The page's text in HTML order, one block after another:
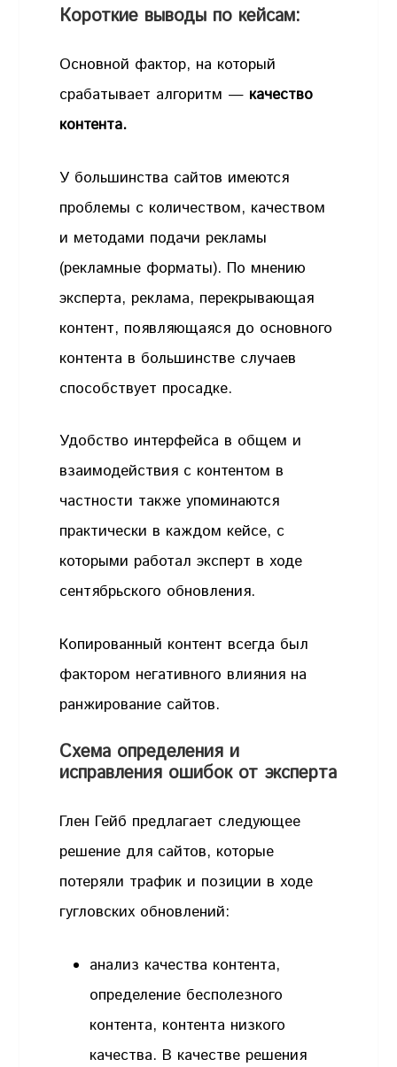
Короткие выводы по кейсам:
Основной фактор, на который
срабатывает алгоритм — качество
контента.
У большинства сайтов имеются
проблемы с количеством, качеством
и методами подачи рекламы
(рекламные форматы). По мнению
эксперта, реклама, перекрывающая
контент, появляющаяся до основного
контента в большинстве случаев
способствует просадке.
Удобство интерфейса в общем и
взаимодействия с контентом в
частности также упоминаются
практически в каждом кейсе, с
которыми работал эксперт в ходе
сентябрьского обновления.
Копированный контент всегда был
фактором негативного влияния на
ранжирование сайтов.
Схема определения и
исправления ошибок от эксперта
Глен Гейб предлагает следующее
решение для сайтов, которые
потеряли трафик и позиции в ходе
гугловских обновлений:
анализ качества контента,
определение бесполезного
контента, контента низкого
качества. В качестве решения